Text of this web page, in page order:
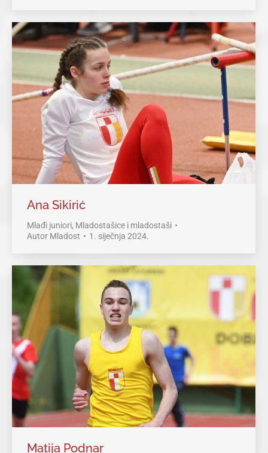
Ana Sikirić
Mlađi juniori, Mladostašice i mladostaši
Autor Mladost 1. siječnja 2024.
Matija Podnar